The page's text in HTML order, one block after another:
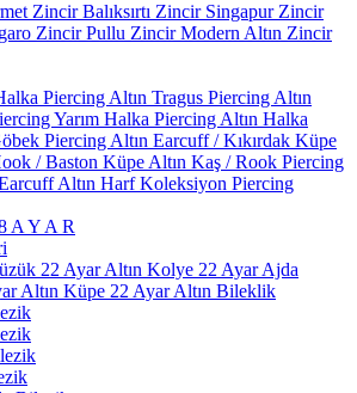
ZincirBalıksırtı Zincir Singapur Zincir
ZincirPullu ZincirModern Altın Zincir
Piercing Altın Tragus Piercing Altın
Yarım Halka Piercing Altın Halka
Piercing Altın Earcuff / Kıkırdak Küpe
/ Baston Küpe Altın Kaş / Rook Piercing
Altın Harf Koleksiyon Piercing
A Y A R
22 Ayar Altın Kolye 22 Ayar Ajda
Altın Küpe 22 Ayar Altın Bileklik